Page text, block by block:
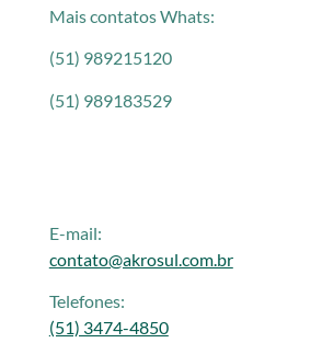
Mais contatos Whats:
(51) 989215120
(51) 989183529
E-mail:
contato@akrosul.com.br
Telefones:
(51) 3474-4850